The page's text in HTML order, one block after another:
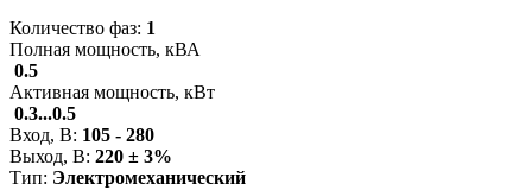
Количество фаз: 1
Полная мощность, кВА
0.5
Активная мощность, кВт
0.3...0.5
Вход, В: 105 - 280
Выход, В: 220 ± 3%
Тип: Электромеханический